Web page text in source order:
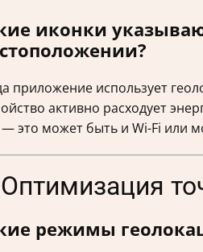
иконки
приложение использует
активно расходует
— это может быть и Wi-Fi или
режимы